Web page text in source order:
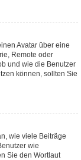
Avatar über eine
Remote oder
und wie die Benutzer
können, sollten Sie
wie viele Beiträge
wie
Sie den Wortlaut